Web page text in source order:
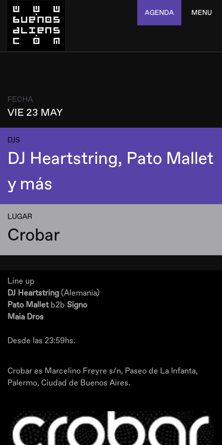
AGENDA MENU
FECHA
VIE 23 MAY
DJS
DJ Heartstring, Pato Mallet
y más
LUGAR
Crobar
Line up
DJ Heartstring (Alemania)
Pato Mallet b2b Signo
Maia Dros
Desde las 23:59hs.
Crobar es Marcelino Freyre s/n, Paseo de La Infanta,
Palermo, Ciudad de Buenos Aires.